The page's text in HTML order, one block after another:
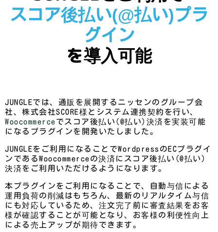
スコア後払い(@払い)プラ
グイン
を導入可能
JUNGLEでは、通販を展開するニッセンのグループ会
社、株式会社SCORE様とシステム連携契約を行い、
Woocommerceでスコア後払い(@払い) 決済を実装可能
になるプラグインを開発いたしました。
JUNGLEをご利用になることでWordpressのECプラグイ
ンであるWoocommerceの決済にスコア後払い(@払い)
決済をご利用いただけるようになります。
本プラグインをご利用になることで、自動与信による
運用負荷の削減はもちろん、最新のリアルタイム与信
にも対応しているため、注文完了前に審査結果をお客
様が確認することが可能となり、お客様の利便性向上
による売上アップが期待できます。